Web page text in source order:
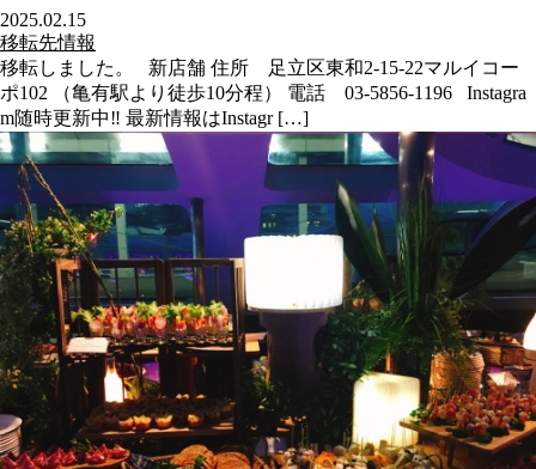
2025.02.15
移転先情報
移転しました。 新店舗 住所 足立区東和2-15-22マルイコー
ポ102 （亀有駅より徒歩10分程） 電話 03-5856-1196 Instagra
m随時更新中‼︎ 最新情報はInstagr […]